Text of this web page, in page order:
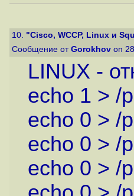
10. "Cisco, WCCP, Linux и
Сообщение от Gorokhov on
LINUX -
echo 1 > /
echo 0 > /
echo 0 > /
echo 0 > /